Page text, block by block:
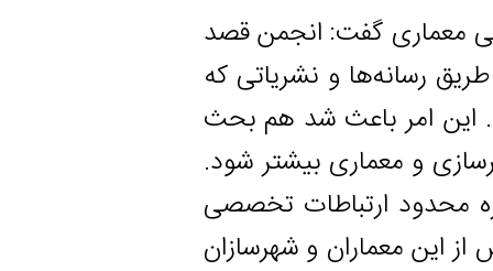
گفت: انجمن قصد
و نشریاتی که
باعث شد هم بحث
معماری بیشتر شود.
ارتباطات تخصصی
معماران و شهرسازان